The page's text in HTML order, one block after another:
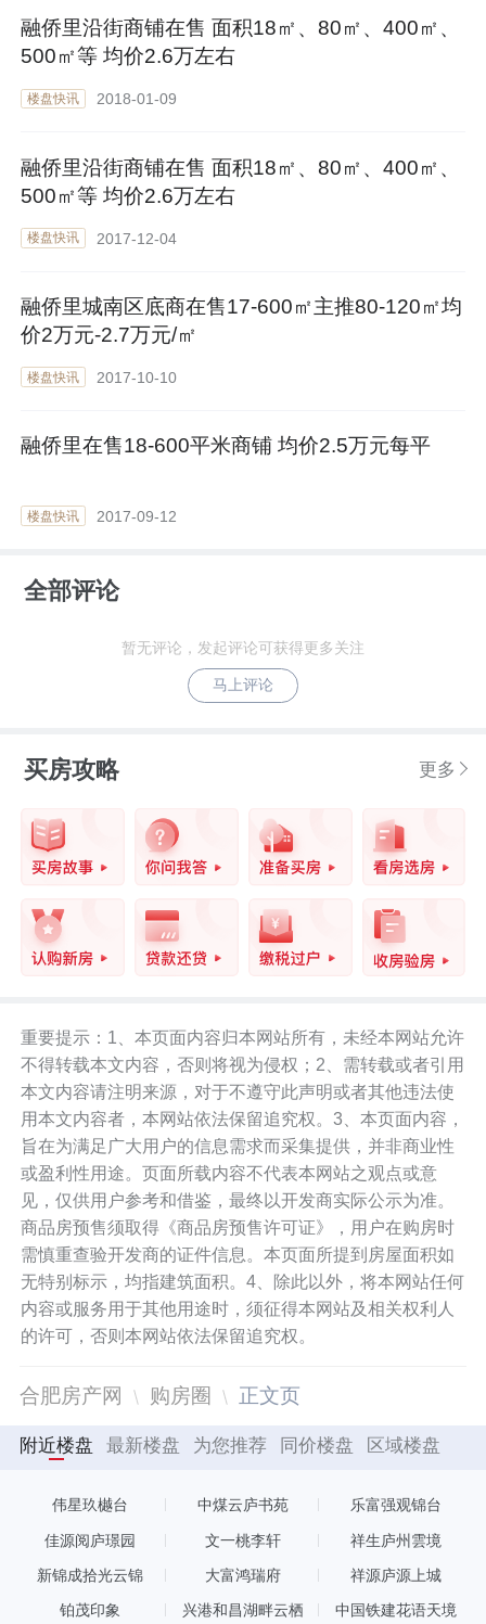
融侨里沿街商铺在售 面积18㎡、80㎡、400㎡、
500㎡等 均价2.6万左右
楼盘快讯 2018-01-09
融侨里沿街商铺在售 面积18㎡、80㎡、400㎡、
500㎡等 均价2.6万左右
楼盘快讯 2017-12-04
融侨里城南区底商在售17-600㎡主推80-120㎡均
价2万元-2.7万元/㎡
楼盘快讯 2017-10-10
融侨里在售18-600平米商铺 均价2.5万元每平
楼盘快讯 2017-09-12
全部评论
暂无评论，发起评论可获得更多关注
马上评论
买房攻略 更多
重要提示：1、本页面内容归本网站所有，未经本网站允许
不得转载本文内容，否则将视为侵权；2、需转载或者引用
本文内容请注明来源，对于不遵守此声明或者其他违法使
用本文内容者，本网站依法保留追究权。3、本页面内容，
旨在为满足广大用户的信息需求而采集提供，并非商业性
或盈利性用途。页面所载内容不代表本网站之观点或意
见，仅供用户参考和借鉴，最终以开发商实际公示为准。
商品房预售须取得《商品房预售许可证》，用户在购房时
需慎重查验开发商的证件信息。本页面所提到房屋面积如
无特别标示，均指建筑面积。4、除此以外，将本网站任何
内容或服务用于其他用途时，须征得本网站及相关权利人
的许可，否则本网站依法保留追究权。
合肥房产网 购房圈 正文页
附近楼盘 最新楼盘 为您推荐 同价楼盘 区域楼盘
伟星玖樾台 中煤云庐书苑 乐富强观锦台
佳源阅庐璟园 文一桃李轩 祥生庐州雲境
新锦成拾光云锦 大富鸿瑞府 祥源庐源上城
铂茂印象 兴港和昌湖畔云栖 中国铁建花语天境